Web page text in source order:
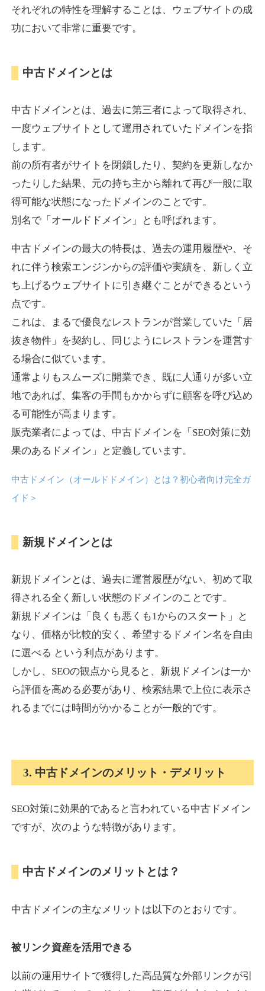
DA38 外部リンク数 383 ドメイン年齢10年
10,800円 入札 0件
詳細を見る
vrnvroomn.com
ジャンル通販
DA
10,800円 入札 0件
詳細を見る
ジャンルエンターテイメント
37
10,800円
詳細を見る
box-cafe.jp
ジャンル 飲食
DA37 外部リンク数
3,300円 入札 2件
詳細を見る
anipani.jp
DA 37 外部リンク数
lowslotfamilylocal.com
ジャンルその他
DA37 外部リンク数653 ドメイン年齢 1年
onlinepokerbetdansk.com
DA37 外部リンク数629 ドメイン年齢1年
10,800円 入札 0件
econopundit.com
外部リンク数 446
それぞれの特性を理解することは、ウェブサイトの成
功において非常に重要です。
中古ドメインとは
中古ドメインとは、過去に第三者によって取得され、
一度ウェブサイトとして運用されていたドメインを指
します。
前の所有者がサイトを閉鎖したり、契約を更新しなか
ったりした結果、元の持ち主から離れて再び一般に取
得可能な状態になったドメインのことです。
別名で「オールドドメイン」とも呼ばれます。
中古ドメインの最大の特長は、過去の運用履歴や、そ
れに伴う検索エンジンからの評価や実績を、新しく立
ち上げるウェブサイトに引き継ぐことができるという
点です。
これは、まるで優良なレストランが営業していた「居
抜き物件」を契約し、同じようにレストランを運営す
る場合に似ています。
通常よりもスムーズに開業でき、既に人通りが多い立
地であれば、集客の手間もかからずに顧客を呼び込め
る可能性が高まります。
販売業者によっては、中古ドメインを「SEO対策に効
果のあるドメイン」と定義しています。
中古ドメイン（オールドドメイン）とは？初心者向け完全ガ
イド ＞
新規ドメインとは
新規ドメインとは、過去に運営履歴がない、初めて取
得される全く新しい状態のドメインのことです。
新規ドメインは「良くも悪くも1からのスタート」と
なり、価格が比較的安く、希望するドメイン名を自由
に選べる という利点があります。
しかし、SEOの観点から見ると、新規ドメインは一か
ら評価を高める必要があり、検索結果で上位に表示さ
れるまでには時間がかかることが一般的です。
3. 中古ドメインのメリット・デメリット
SEO対策に効果的であると言われている中古ドメイン
ですが、次のような特徴があります。
中古ドメインのメリットとは？
中古ドメインの主なメリットは以下のとおりです。
被リンク資産を活用できる
以前の運用サイトで獲得した高品質な外部リンクが引